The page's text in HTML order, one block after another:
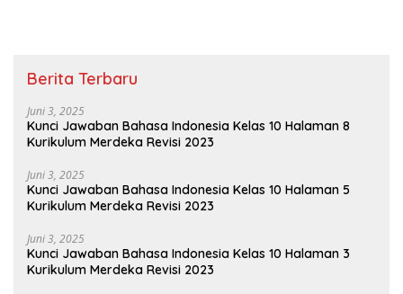
Berita Terbaru
Juni 3, 2025
Kunci Jawaban Bahasa Indonesia Kelas 10 Halaman 8
Kurikulum Merdeka Revisi 2023
Juni 3, 2025
Kunci Jawaban Bahasa Indonesia Kelas 10 Halaman 5
Kurikulum Merdeka Revisi 2023
Juni 3, 2025
Kunci Jawaban Bahasa Indonesia Kelas 10 Halaman 3
Kurikulum Merdeka Revisi 2023